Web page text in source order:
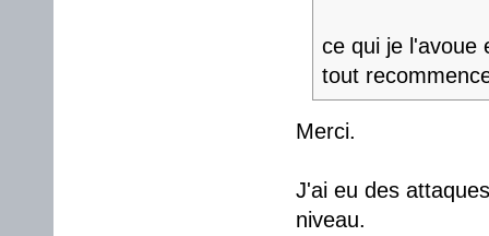
ce qui je l'avoue
tout
Merci.
J'ai eu des
niveau.